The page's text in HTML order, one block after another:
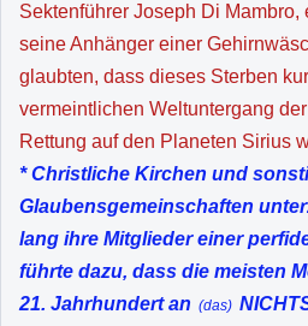
Sektenführer Joseph Di Mambro,
seine Anhänger einer
glaubten, dass dieses Sterben
vermeintlichen Weltuntergang
Rettung auf den Planeten Sirius
* Christliche Kirchen und
Glaubensgemeinschaften
lang ihre Mitglieder einer
führte dazu, dass die meisten
21. Jahrhundert an (das)